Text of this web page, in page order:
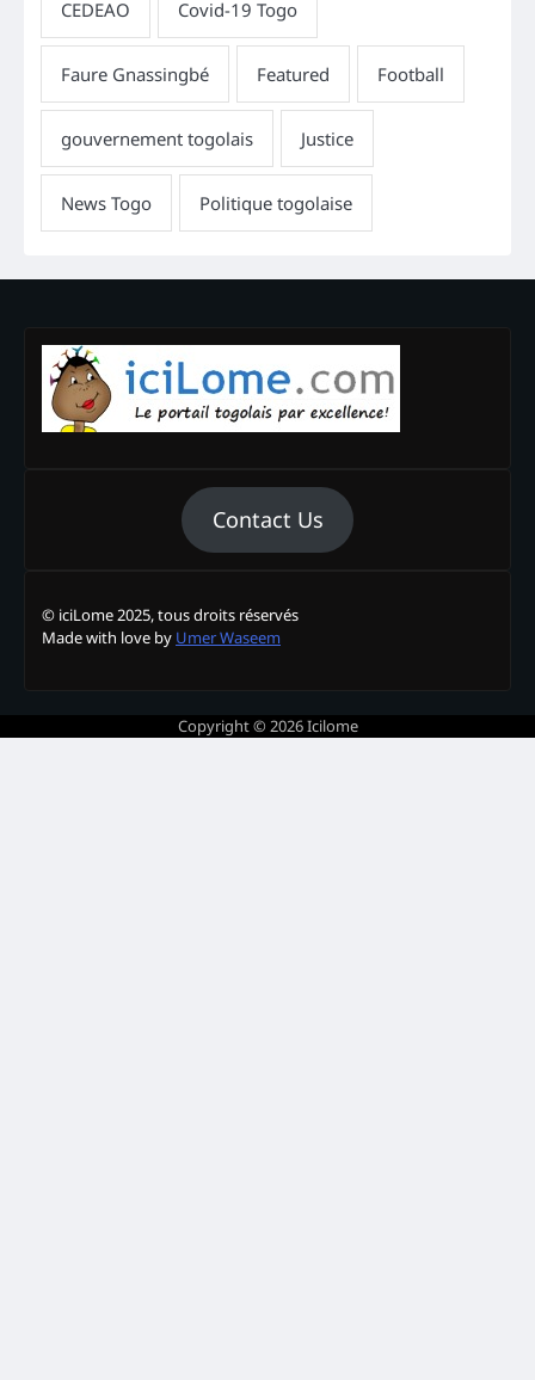
Contact Us
© iciLome 2025, tous droits réservés
Made with love by Umer Waseem
Copyright © 2026Icilome